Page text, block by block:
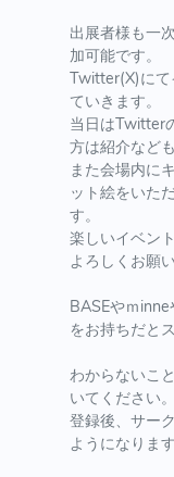
出展者様も一
加可能です。
Twitter(X)にて
ていきます。
当日はTwitter
方は紹介など
また会場内に
ット絵をいた
す。
楽しいイベン
よろしくお願
BASEやｍ
をお持ちだと
わからないこ
いてください。
登録後、サー
ようになります